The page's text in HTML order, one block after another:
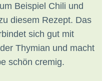
Beispiel Chili und
diesem Rezept. Das
sich gut mit
Thymian und macht
schön cremig.